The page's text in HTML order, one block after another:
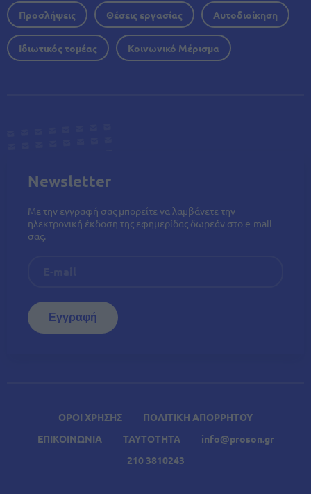
ΟΡΟΙ ΧΡΗΣΗΣ
ΠΟΛΙΤΙΚΗ ΑΠΟΡΡΗΤΟΥ
ΕΠΙΚΟΙΝΩΝΙΑ
ΤΑΥΤΟΤΗΤΑ
info@proson.gr
210 3810243
Προσλήψεις Θέσεις εργασίας Αυτοδιοίκηση
Ιδιωτικός τομέας Κοινωνικό Μέρισμα
Newsletter
Με την εγγραφή σας μπορείτε να λαμβάνετε την
ηλεκτρονική έκδοση της εφημερίδας δωρεάν στο e-mail
σας.